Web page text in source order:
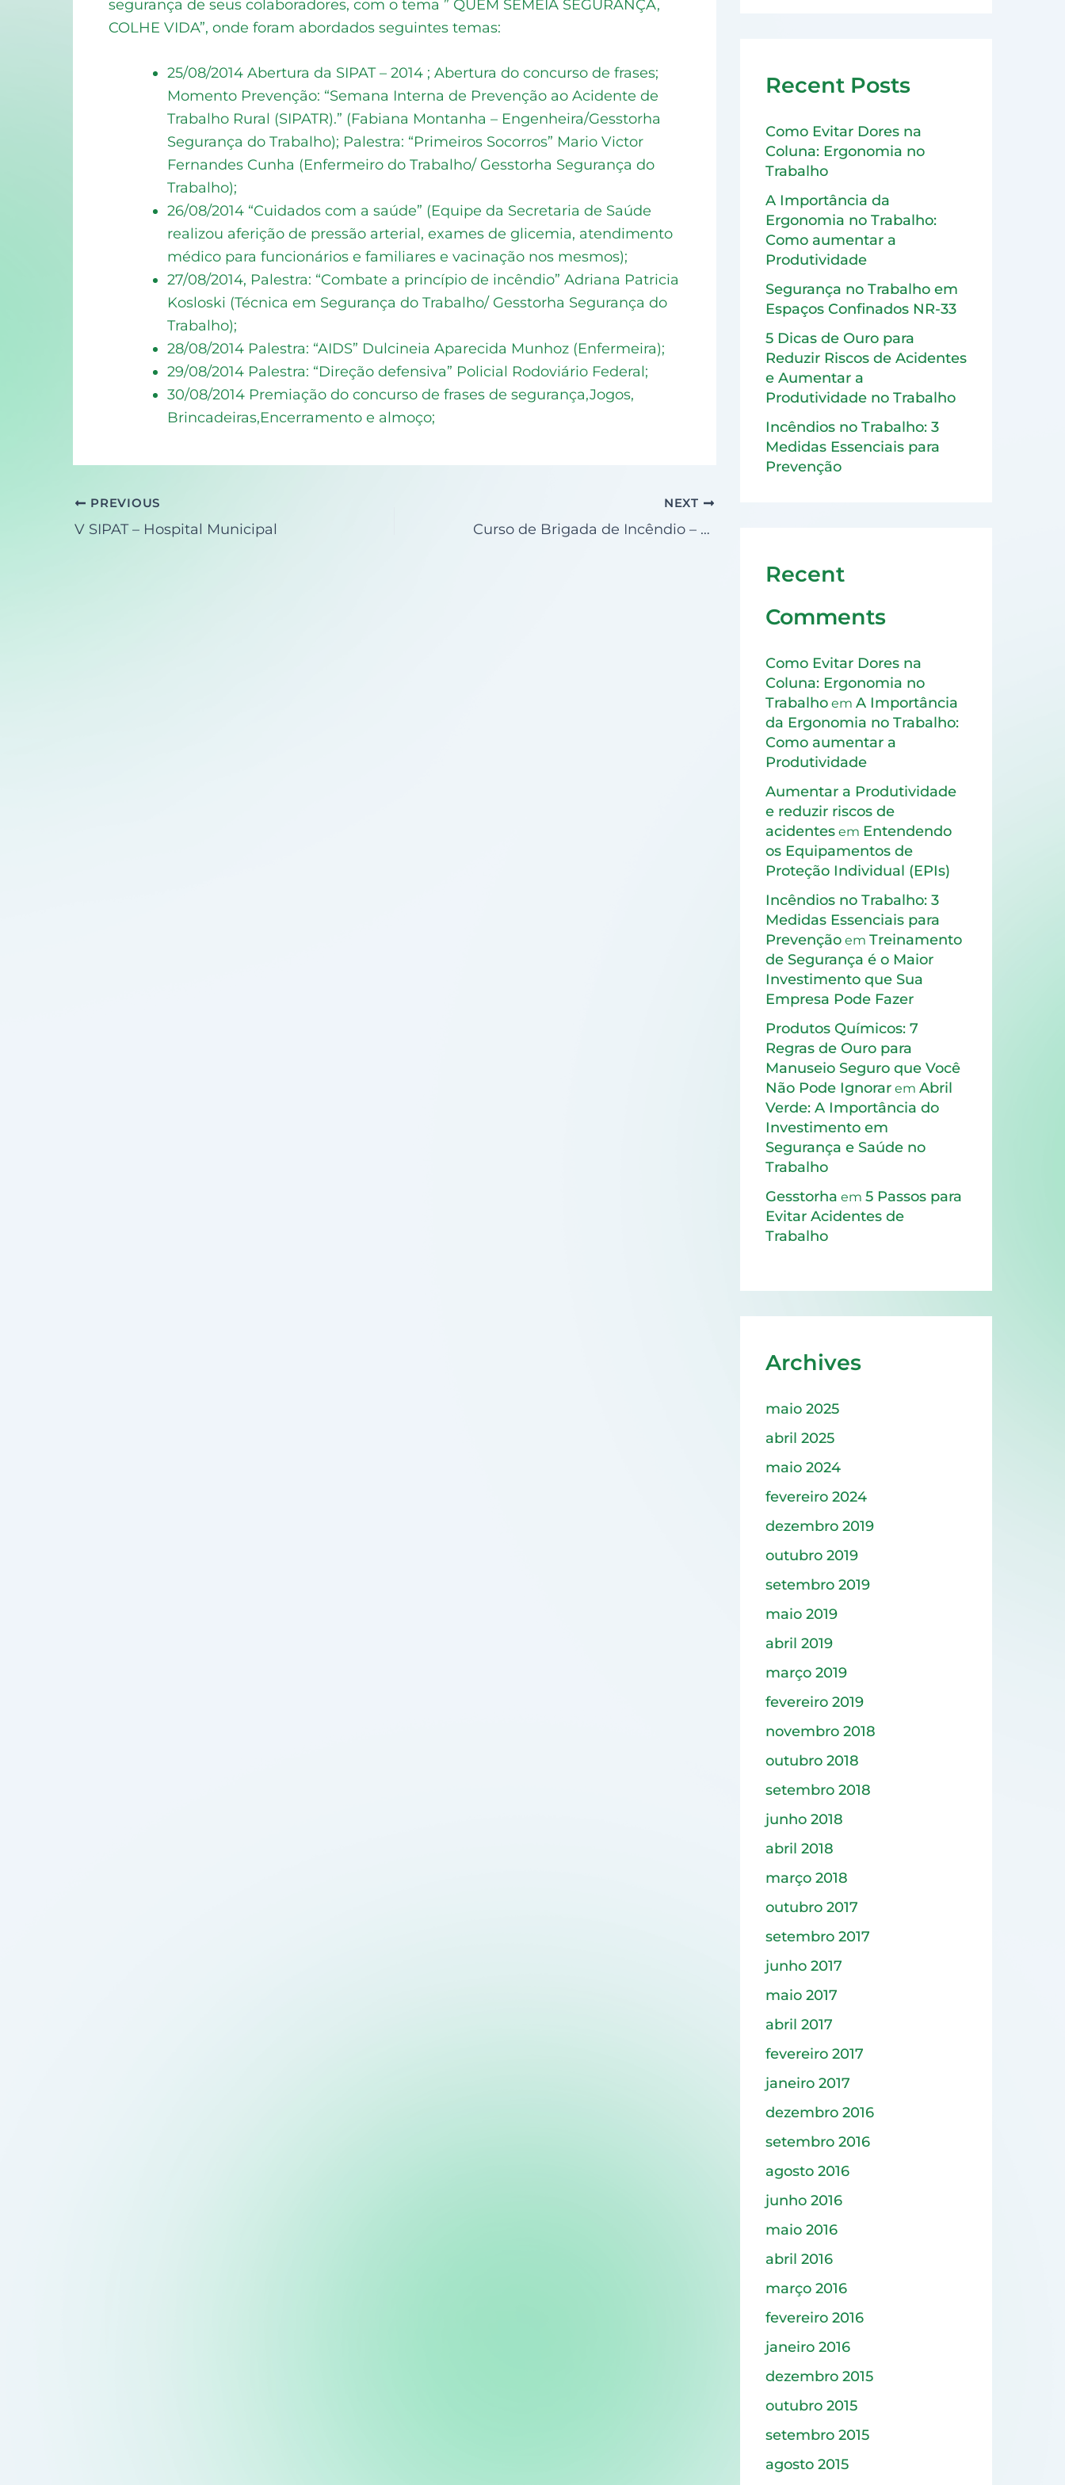
segurança de seus colaboradores, com o tema ” QUEM SEMEIA SEGURANÇA,
COLHE VIDA”, onde foram abordados seguintes temas:
25/08/2014 Abertura da SIPAT – 2014 ; Abertura do concurso de frases;
Momento Prevenção: “Semana Interna de Prevenção ao Acidente de
Trabalho Rural (SIPATR).” (Fabiana Montanha – Engenheira/Gesstorha
Segurança do Trabalho); Palestra: “Primeiros Socorros” Mario Victor
Fernandes Cunha (Enfermeiro do Trabalho/ Gesstorha Segurança do
Trabalho);
26/08/2014 “Cuidados com a saúde” (Equipe da Secretaria de Saúde
realizou aferição de pressão arterial, exames de glicemia, atendimento
médico para funcionários e familiares e vacinação nos mesmos);
27/08/2014, Palestra: “Combate a princípio de incêndio” Adriana Patricia
Kosloski (Técnica em Segurança do Trabalho/ Gesstorha Segurança do
Trabalho);
28/08/2014 Palestra: “AIDS” Dulcineia Aparecida Munhoz (Enfermeira);
29/08/2014 Palestra: “Direção defensiva” Policial Rodoviário Federal;
30/08/2014 Premiação do concurso de frases de segurança,Jogos,
Brincadeiras,Encerramento e almoço;
PREVIOUS
V SIPAT – Hospital Municipal
NEXT
Curso de Brigada de Incêndio – São Gabriel do Oeste/MS
Recent Posts
Como Evitar Dores na
Coluna: Ergonomia no
Trabalho
A Importância da
Ergonomia no Trabalho:
Como aumentar a
Produtividade
Segurança no Trabalho em
Espaços Confinados NR-33
5 Dicas de Ouro para
Reduzir Riscos de Acidentes
e Aumentar a
Produtividade no Trabalho
Incêndios no Trabalho: 3
Medidas Essenciais para
Prevenção
Recent
Comments
Como Evitar Dores na
Coluna: Ergonomia no
Trabalho em A Importância
da Ergonomia no Trabalho:
Como aumentar a
Produtividade
Aumentar a Produtividade
e reduzir riscos de
acidentes em Entendendo
os Equipamentos de
Proteção Individual (EPIs)
Incêndios no Trabalho: 3
Medidas Essenciais para
Prevenção em Treinamento
de Segurança é o Maior
Investimento que Sua
Empresa Pode Fazer
Produtos Químicos: 7
Regras de Ouro para
Manuseio Seguro que Você
Não Pode Ignorar em Abril
Verde: A Importância do
Investimento em
Segurança e Saúde no
Trabalho
Gesstorha em 5 Passos para
Evitar Acidentes de
Trabalho
Archives
maio 2025
abril 2025
maio 2024
fevereiro 2024
dezembro 2019
outubro 2019
setembro 2019
maio 2019
abril 2019
março 2019
fevereiro 2019
novembro 2018
outubro 2018
setembro 2018
junho 2018
abril 2018
março 2018
outubro 2017
setembro 2017
junho 2017
maio 2017
abril 2017
fevereiro 2017
janeiro 2017
dezembro 2016
setembro 2016
agosto 2016
junho 2016
maio 2016
abril 2016
março 2016
fevereiro 2016
janeiro 2016
dezembro 2015
outubro 2015
setembro 2015
agosto 2015